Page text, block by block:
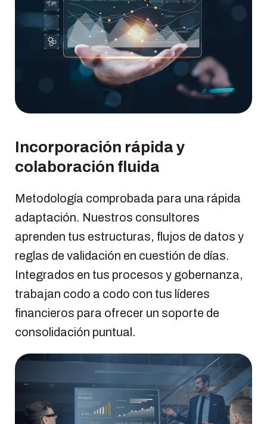
Incorporación rápida y
colaboración fluida
Metodología comprobada para una rápida
adaptación. Nuestros consultores
aprenden tus estructuras, flujos de datos y
reglas de validación en cuestión de días.
Integrados en tus procesos y gobernanza,
trabajan codo a codo con tus líderes
financieros para ofrecer un soporte de
consolidación puntual.